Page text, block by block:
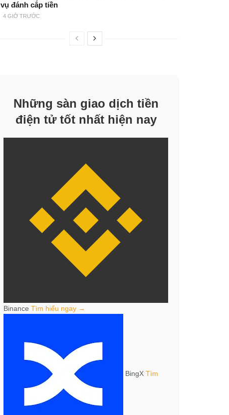
vụ đánh cắp tiền
4 GIỜ TRƯỚC
Những sàn giao dịch tiền
điện tử tốt nhất hiện nay
Binance Tìm hiểu ngay →
BingX Tìm